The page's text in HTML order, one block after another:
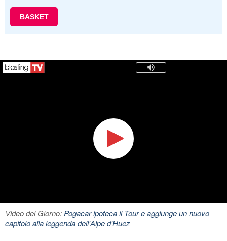
BASKET
Video del Giorno:Pogacar ipoteca il Tour e aggiunge un nuovo
capitolo alla leggenda dell'Alpe d'Huez